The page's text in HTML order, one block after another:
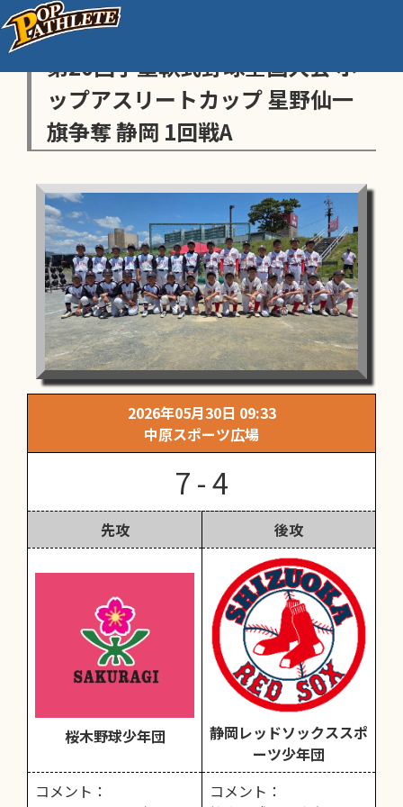
センス・トラストトーナメント
第20回学童軟式野球全国大会 ポ
ップアスリートカップ 星野仙一
旗争奪 静岡 1回戦A
2026年05月30日 09:33
中原スポーツ広場
7 - 4
先攻 後攻
桜木野球少年団
静岡レッドソックススポ
ーツ少年団
コメント：
コメント：